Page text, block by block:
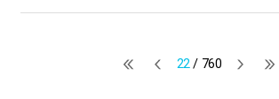
22 / 760